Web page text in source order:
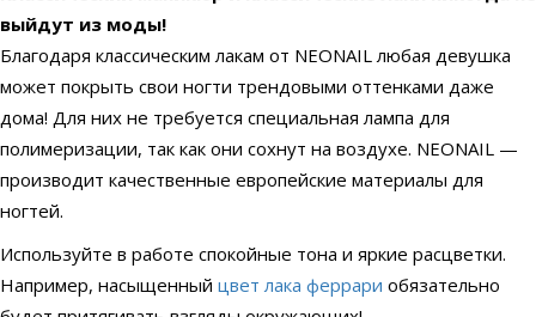
выйдут из моды!
Благодаря классическим лакам от NEONAIL любая девушка
может покрыть свои ногти трендовыми оттенками даже
дома! Для них не требуется специальная лампа для
полимеризации, так как они сохнут на воздухе. NEONAIL —
производит качественные европейские материалы для
ногтей.
Используйте в работе спокойные тона и яркие расцветки.
Например, насыщенный цвет лака феррари обязательно